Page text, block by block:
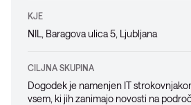
KJE
NIL, Baragova ulica 5, Ljubljana
CILJNA SKUPINA
Dogodek je namenjen IT
vsem, ki jih zanimajo novosti na